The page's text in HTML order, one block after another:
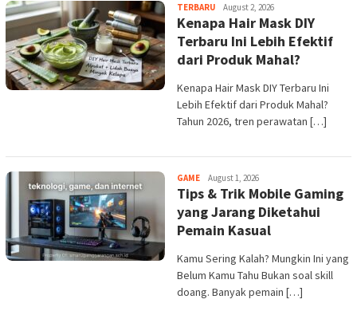
TERBARUadmin
August 2, 2026
Kenapa Hair Mask DIY
Terbaru Ini Lebih Efektif
dari Produk Mahal?
Kenapa Hair Mask DIY Terbaru Ini
Lebih Efektif dari Produk Mahal?
Tahun 2026, tren perawatan […]
GAMEadmin
August 1, 2026
Tips & Trik Mobile Gaming
yang Jarang Diketahui
Pemain Kasual
Kamu Sering Kalah? Mungkin Ini yang
Belum Kamu Tahu Bukan soal skill
doang. Banyak pemain […]